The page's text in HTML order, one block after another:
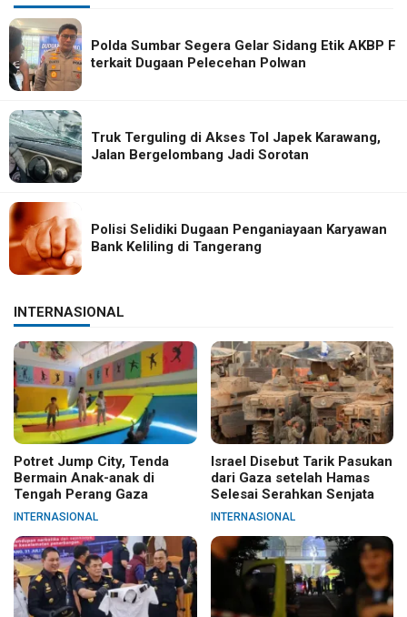
Polda Sumbar Segera Gelar Sidang Etik AKBP F
terkait Dugaan Pelecehan Polwan
Truk Terguling di Akses Tol Japek Karawang,
Jalan Bergelombang Jadi Sorotan
Polisi Selidiki Dugaan Penganiayaan Karyawan
Bank Keliling di Tangerang
INTERNASIONAL
Potret Jump City, Tenda
Bermain Anak-anak di
Tengah Perang Gaza
INTERNASIONAL
Israel Disebut Tarik Pasukan
dari Gaza setelah Hamas
Selesai Serahkan Senjata
INTERNASIONAL